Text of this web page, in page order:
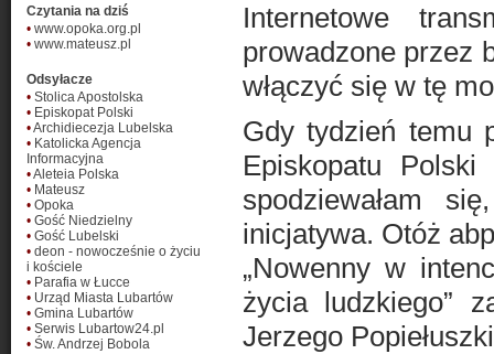
Czytania na dziś
• www.opoka.org.pl
• www.mateusz.pl
Odsyłacze
• Stolica Apostolska
• Episkopat Polski
•Archidiecezja Lubelska
• Katolicka Agencja
Informacyjna
•Aleteia Polska
• Mateusz
• Opoka
• Gość Niedzielny
• Gość Lubelski
• deon - nowocześnie o życiu
i kościele
• Parafia w Łucce
• Urząd Miasta Lubartów
• Gmina Lubartów
• Serwis Lubartow24.pl
• Św. Andrzej Bobola
Internetowe
prowadzone przez
włączyć się w tę
Gdy tydzień temu
Episkopatu
spodziewałam
inicjatywa. Otóż
„Nowenny w
życia ludzkiego”
Jerzego